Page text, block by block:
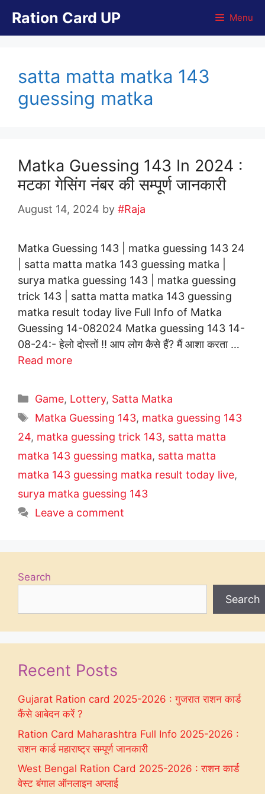
content
Ration Card UP Menu
satta matta matka 143
guessing matka
Matka Guessing 143 In 2024 :
मटका गेसिंग नंबर की सम्पूर्ण जानकारी
August 14, 2024 by #Raja
Matka Guessing 143 | matka guessing 143 24
| satta matta matka 143 guessing matka |
surya matka guessing 143 | matka guessing
trick 143 | satta matta matka 143 guessing
matka result today live Full Info of Matka
Guessing 14-082024 Matka guessing 143 14-
08-24:- हेलो दोस्तों !! आप लोग कैसे हैं? मैं आशा करता …
Read more
Categories
Game, Lottery, Satta Matka
Tags
Matka Guessing 143, matka guessing 143
24, matka guessing trick 143, satta matta
matka 143 guessing matka, satta matta
matka 143 guessing matka result today live,
surya matka guessing 143
Leave a comment
Search
Search
Recent Posts
Gujarat Ration card 2025-2026 : गुजरात राशन कार्ड
कैंसे आबेदन करें ?
Ration Card Maharashtra Full Info 2025-2026 :
राशन कार्ड महाराष्ट्र सम्पूर्ण जानकारी
West Bengal Ration Card 2025-2026 : राशन कार्ड
वेस्ट बंगाल ऑनलाइन अप्लाई